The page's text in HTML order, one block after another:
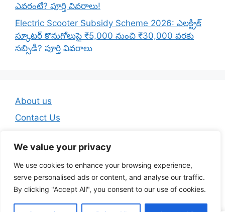
We value your privacy
We use cookies to enhance your browsing experience,
serve personalised ads or content, and analyse our traffic.
By clicking "Accept All", you consent to our use of cookies.
ఎవరంటే? పూర్తి వివరాలు!
Electric Scooter Subsidy Scheme 2026: ఎలక్ట్రిక్
స్కూటర్ కొనుగోలుపై ₹5,000 నుంచి ₹30,000 వరకు
సబ్సిడీ? పూర్తి వివరాలు
About us
Contact Us
Privacy Policy
Terms And Conditions
© 2026 Telugu Jobs Guru - Latest Telugu Job Updates